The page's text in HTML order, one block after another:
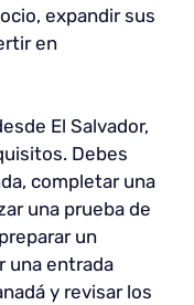
expandir sus
en
El Salvador,
Debes
completar una
una prueba de
un
una entrada
y revisar los